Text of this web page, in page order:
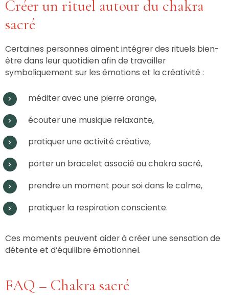
Créer un rituel autour du chakra
sacré
Certaines personnes aiment intégrer des rituels bien-
être dans leur quotidien afin de travailler
symboliquement sur les émotions et la créativité :
méditer avec une pierre orange,
écouter une musique relaxante,
pratiquer une activité créative,
porter un bracelet associé au chakra sacré,
prendre un moment pour soi dans le calme,
pratiquer la respiration consciente.
Ces moments peuvent aider à créer une sensation de
détente et d’équilibre émotionnel.
FAQ – Chakra sacré